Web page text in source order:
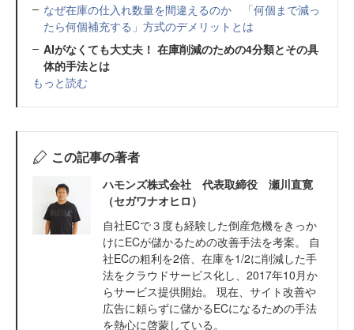
なぜ在庫の仕入れ数量を間違えるのか 「何個まで減っ
たら何個補充する」方式のデメリットとは
AIがなくても大丈夫！ 在庫削減のための4分類とその具
体的手法とは
もっと読む
この記事の著者
ハモンズ株式会社 代表取締役 瀬川直寛
（セガワナオヒロ）
自社ECで３度も経験した倒産危機をきっか
けにECが儲かるための改善手法を考案。 自
社ECの粗利を2倍、在庫を1/2に削減した手
法をクラウドサービス化し、2017年10月か
らサービス提供開始。 現在、サイト改善や
広告に頼らずに儲かるECになるための手法
を熱心に啓蒙している。